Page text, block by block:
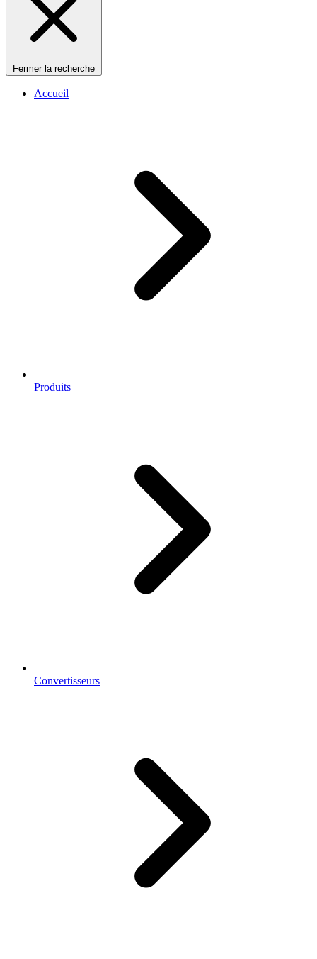
Fermer la recherche
Accueil
Produits
Convertisseurs